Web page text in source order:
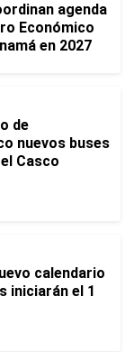
agenda
Económico
en 2027
de
nuevos buses
Casco
calendario
iniciarán el 1